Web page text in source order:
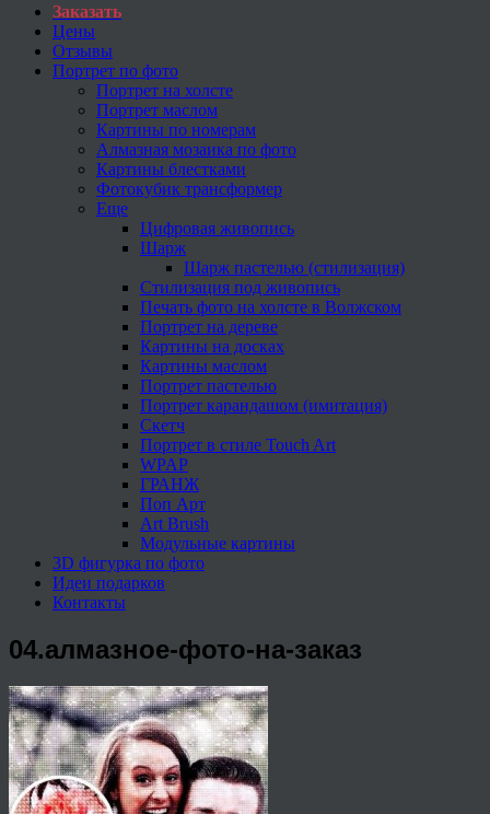
Заказать
Цены
Отзывы
Портрет по фото
Портрет на холсте
Портрет маслом
Картины по номерам
Алмазная мозаика по фото
Картины блестками
Фотокубик трансформер
Еще
Цифровая живопись
Шарж
Шарж пастелью (стилизация)
Стилизация под живопись
Печать фото на холсте в Волжском
Портрет на дереве
Картины на досках
Картины маслом
Портрет пастелью
Портрет карандашом (имитация)
Скетч
Портрет в стиле Touch Art
WPAP
ГРАНЖ
Поп Арт
Art Brush
Модульные картины
3D фигурка по фото
Идеи подарков
Контакты
04.алмазное-фото-на-заказ